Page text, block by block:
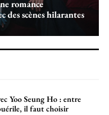
romance
des scènes hilarantes
Yoo Seung Ho : entre
il faut choisir